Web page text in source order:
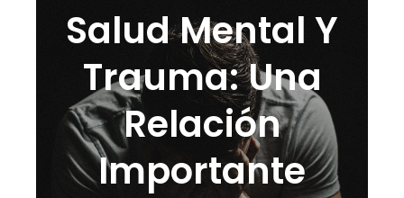
Salud Mental Y
Trauma: Una
Relación
Importante